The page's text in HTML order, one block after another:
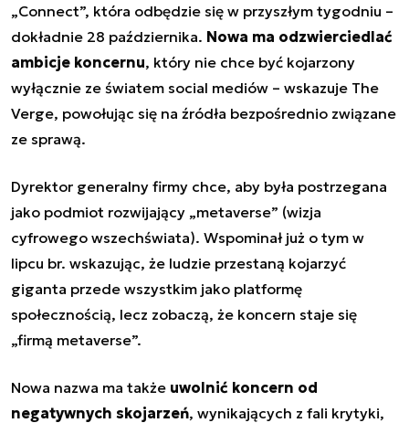
„Connect”, która odbędzie się w przyszłym tygodniu –
dokładnie 28 października. Nowa ma odzwierciedlać
ambicje koncernu, który nie chce być kojarzony
wyłącznie ze światem social mediów – wskazuje The
Verge, powołując się na źródła bezpośrednio związane
ze sprawą.
Dyrektor generalny firmy chce, aby była postrzegana
jako podmiot rozwijający „metaverse” (wizja
cyfrowego wszechświata). Wspominał już o tym w
lipcu br. wskazując, że ludzie przestaną kojarzyć
giganta przede wszystkim jako platformę
społecznością, lecz zobaczą, że koncern staje się
„firmą metaverse”.
Nowa nazwa ma także uwolnić koncern od
negatywnych skojarzeń, wynikających z fali krytyki,